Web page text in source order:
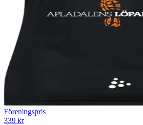
Föreningspris
339 kr